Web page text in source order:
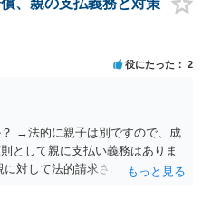
、親の支払義務と対策
役にたった 2
→法的に親子は別ですので、成
として親に支払い義務はありま
対して法的請求される可能性は